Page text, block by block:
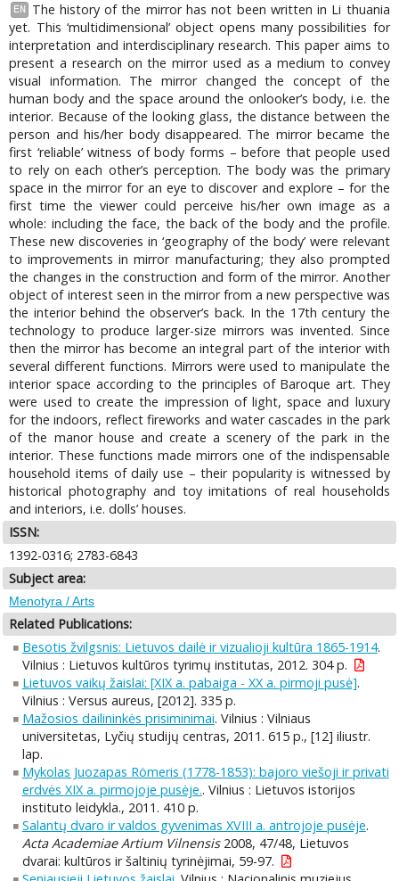
EN
The history of the mirror has not been written in Li thuania
yet. This ‘multidimensional’ object opens many possibilities for
interpretation and interdisciplinary research. This paper aims to
present a research on the mirror used as a medium to convey
visual information. The mirror changed the concept of the
human body and the space around the onlooker’s body, i.e. the
interior. Because of the looking glass, the distance between the
person and his/her body disappeared. The mirror became the
first ‘reliable’ witness of body forms – before that people used
to rely on each other’s perception. The body was the primary
space in the mirror for an eye to discover and explore – for the
first time the viewer could perceive his/her own image as a
whole: including the face, the back of the body and the profile.
These new discoveries in ‘geography of the body’ were relevant
to improvements in mirror manufacturing; they also prompted
the changes in the construction and form of the mirror. Another
object of interest seen in the mirror from a new perspective was
the interior behind the observer’s back. In the 17th century the
technology to produce larger-size mirrors was invented. Since
then the mirror has become an integral part of the interior with
several different functions. Mirrors were used to manipulate the
interior space according to the principles of Baroque art. They
were used to create the impression of light, space and luxury
for the indoors, reflect fireworks and water cascades in the park
of the manor house and create a scenery of the park in the
interior. These functions made mirrors one of the indispensable
household items of daily use – their popularity is witnessed by
historical photography and toy imitations of real households
and interiors, i.e. dolls’ houses.
ISSN:
1392-0316; 2783-6843
Subject area:
Menotyra / Arts
Related Publications:
Besotis žvilgsnis: Lietuvos dailė ir vizualioji kultūra 1865-1914.
Vilnius : Lietuvos kultūros tyrimų institutas, 2012. 304 p.
Lietuvos vaikų žaislai: [XIX a. pabaiga - XX a. pirmoji pusė].
Vilnius : Versus aureus, [2012]. 335 p.
Mažosios dailininkės prisiminimai. Vilnius : Vilniaus
universitetas, Lyčių studijų centras, 2011. 615 p., [12] iliustr.
lap.
Mykolas Juozapas Römeris (1778-1853): bajoro viešoji ir privati
erdvės XIX a. pirmojoje pusėje.. Vilnius : Lietuvos istorijos
instituto leidykla., 2011. 410 p.
Salantų dvaro ir valdos gyvenimas XVIII a. antrojoje pusėje.
Acta Academiae Artium Vilnensis2008, 47/48, Lietuvos
dvarai: kultūros ir šaltinių tyrinėjimai, 59-97.